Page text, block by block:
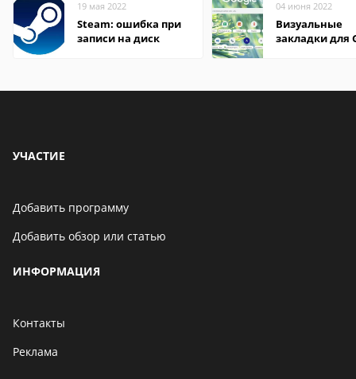
19 мая 2022
Steam: ошибка при
записи на диск
04 июня 2022
Визуальные
закладки для
УЧАСТИЕ
Добавить программу
Добавить обзор или статью
ИНФОРМАЦИЯ
Контакты
Реклама